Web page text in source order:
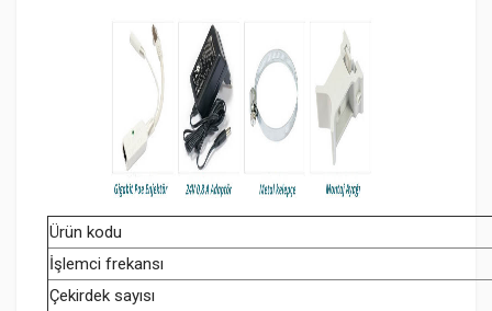
Ürün kodu
İşlemci frekansı
Çekirdek sayısı